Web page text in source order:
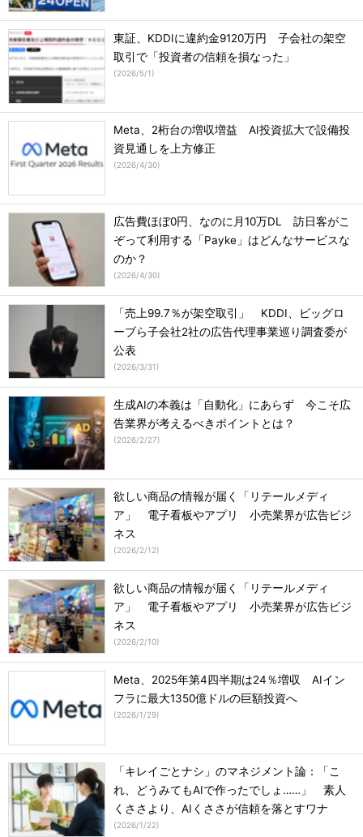
東証、KDDIに違約金9120万円 子会社の架空
取引で「投資者の信頼を損なった」
(2026/5/1)
Meta、2桁台の増収増益 AI投資拡大で設備投
資見通しを上方修正
(2026/4/30)
広告費ほぼ0円、なのに月10万DL 訪日客がこ
ぞって利用する「Payke」はどんなサービスな
のか？
(2026/4/30)
「売上99.7％が架空取引」 KDDI、ビッグロ
ーブら子会社2社の広告代理事業巡り調査委が
公表
(2026/3/31)
生成AIの本義は「自動化」にあらず 今こそ広
告業界が考えるべきポイントとは？
(2026/2/27)
欲しい商品の情報が届く「リテールメディ
ア」 電子看板やアプリ 小売業界が広告ビジ
ネス
(2026/2/12)
欲しい商品の情報が届く「リテールメディ
ア」 電子看板やアプリ 小売業界が広告ビジ
ネス
(2026/2/10)
Meta、2025年第4四半期は24％増収 AIイン
フラに最大1350億ドルの巨額投資へ
(2026/1/29)
「キレイごとナシ」のマネジメント論：「こ
れ、どうみてもAIで作ったでしょ……」 素人
くささより、AIくささが信頼を落とすワナ
(2026/1/22)